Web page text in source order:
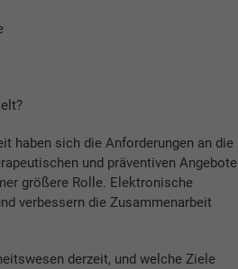
haben sich die Anforderungen an die
und präventiven Angebote
größere Rolle. Elektronische
verbessern die Zusammenarbeit
derzeit, und welche Ziele